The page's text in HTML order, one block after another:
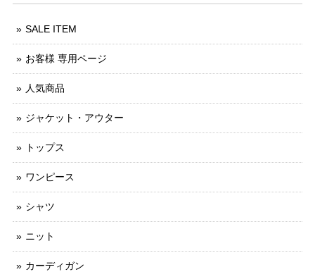
SALE ITEM
お客様 専用ページ
人気商品
ジャケット・アウター
トップス
ワンピース
シャツ
ニット
カーディガン